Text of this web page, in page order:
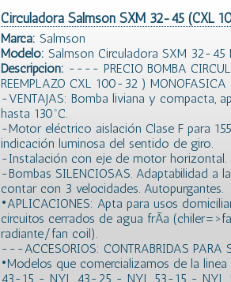
Circuladora Salmson SXM 32-45 (CXL
Marca: Salmson
Modelo: Salmson Circuladora SXM 32-45
Descripción: ---- PRECIO BOMBA
REEMPLAZO CXL 100-32 )
-VENTAJAS: Bomba liviana y compacta,
hasta 130ºC.
-Motor eléctrico aislación Clase F para
indicación luminosa del sentido de giro.
-Instalación con eje de motor horizontal.
-Bombas SILENCIOSAS. Adaptabilidad
contar con 3 velocidades. Autopurgantes.
•APLICACIONES: Apta para usos
circuitos cerrados de agua frÃ­a
radiante/fan coil).
---ACCESORIOS: CONTRABRIDAS
•Modelos que comercializamos de la
43-15 - NYL 43-25 - NYL 53-15 -